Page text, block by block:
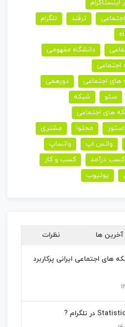
اینستاگرام
ترفند
تلگرام
دانشگاه مفهومی
اجتماعی
های اجتماعی
دورهمی
سئو
شبکه
های اجتماعی
محتوا
مشتری
واتس اپ
واتساپ
کسب درآمد
کسب و کار
یوتیوب
آخرین ها نظرات
های اجتماعی ایرانی پرکاربرد